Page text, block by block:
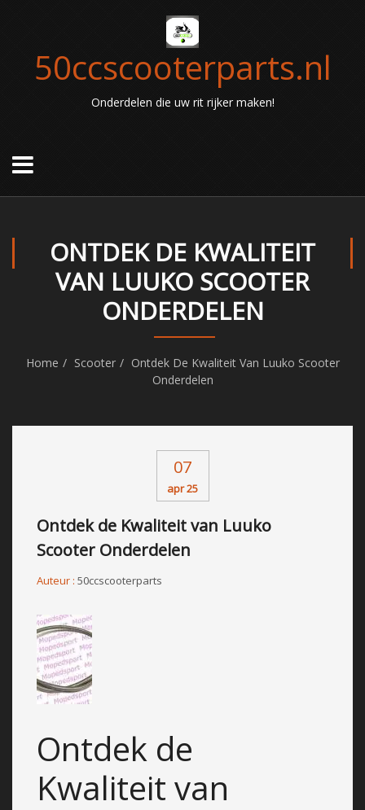
50ccscooterparts.nl
Onderdelen die uw rit rijker maken!
ONTDEK DE KWALITEIT
VAN LUUKO SCOOTER
ONDERDELEN
Home Scooter
Ontdek De Kwaliteit Van Luuko Scooter
Onderdelen
07
apr 25
Ontdek de Kwaliteit van Luuko
Scooter Onderdelen
Auteur : 50ccscooterparts
Ontdek de
Kwaliteit van